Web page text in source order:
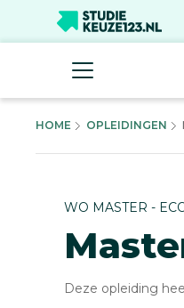
HOME OPLEIDINGEN
WO MASTER -
Deze opleiding